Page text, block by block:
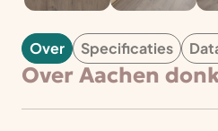
Over Specificaties
Over Aachen